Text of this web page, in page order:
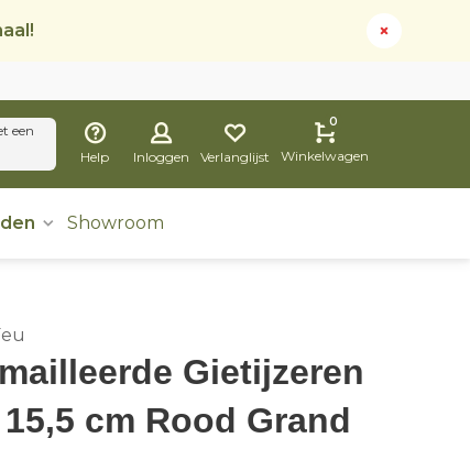
een
Help Inloggen Verlanglijst
0
Winkelwagen
Showroom
Gietijzeren
cm Rood Grand